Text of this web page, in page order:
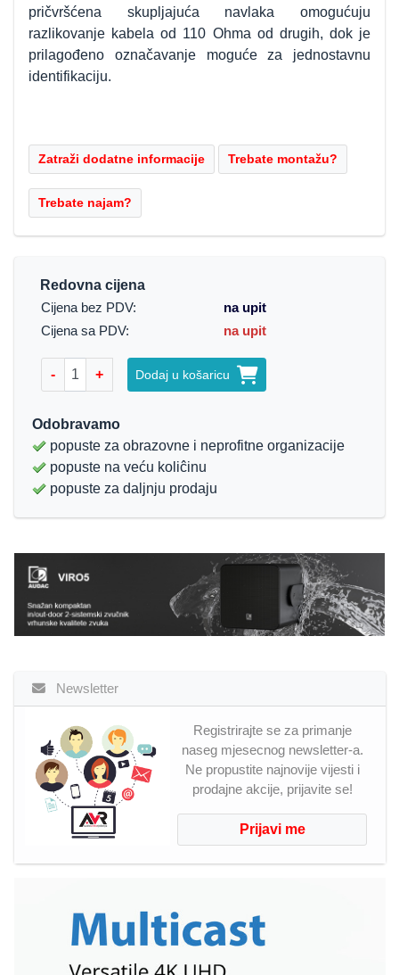
pričvršćena skupljajuća navlaka omogućuju
razlikovanje kabela od 110 Ohma od drugih, dok je
prilagođeno označavanje moguće za jednostavnu
identifikaciju.
Redovna cijena
Cijena bez PDV:
na upit
Cijena sa PDV:
na upit
- + Dodaj u košaricu
Odobravamo
popuste za obrazovne i neprofitne organizacije
popuste na veću koliĉinu
popuste za daljnju prodaju
Newsletter
Registrirajte se za primanje
naseg mjesecnog newsletter-a.
Ne propustite najnovije vijesti i
prodajne akcije, prijavite se!
Prijavi me